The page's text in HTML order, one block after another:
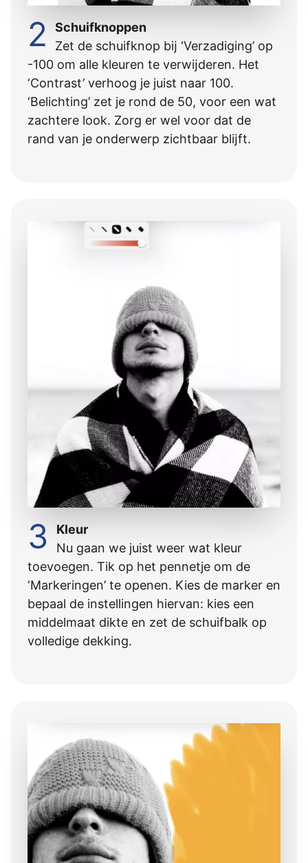
2
Schuifknoppen
Zet de schuifknop bĳ ‘Verzadiging’ op
-100 om alle kleuren te verwĳderen. Het
‘Contrast’ verhoog je juist naar 100.
‘Belichting’ zet je rond de 50, voor een wat
zachtere look. Zorg er wel voor dat de
rand van je onderwerp zichtbaar blĳft.
3
Kleur
Nu gaan we juist weer wat kleur
toevoegen. Tik op het pennetje om de
‘Markeringen’ te openen. Kies de marker en
bepaal de instellingen hiervan: kies een
middelmaat dikte en zet de schuifbalk op
volledige dekking.